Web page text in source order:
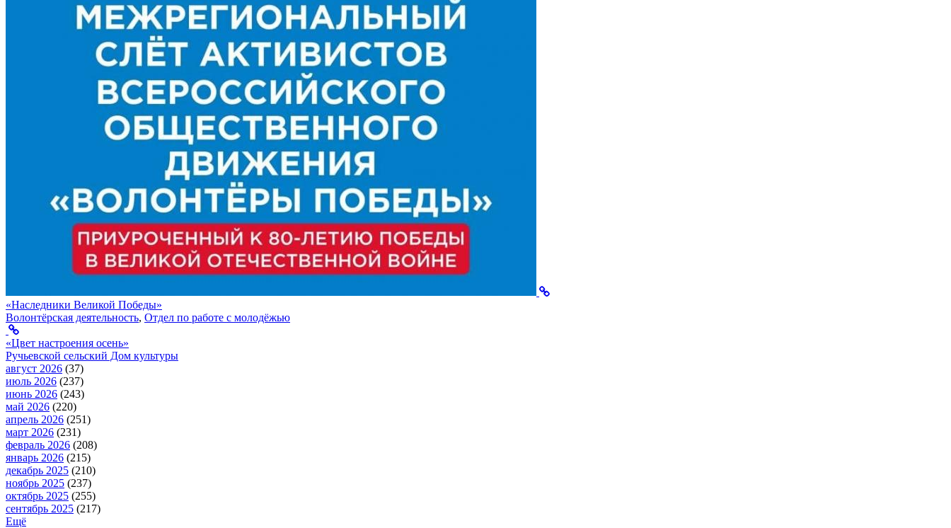
«Наследники Великой Победы»
Волонтёрская деятельность, Отдел по работе с молодёжью
«Цвет настроения осень»
Ручьевской сельский Дом культуры
август 2026 (37)
июль 2026 (237)
июнь 2026 (243)
май 2026 (220)
апрель 2026 (251)
март 2026 (231)
февраль 2026 (208)
январь 2026 (215)
декабрь 2025 (210)
ноябрь 2025 (237)
октябрь 2025 (255)
сентябрь 2025 (217)
Ещё